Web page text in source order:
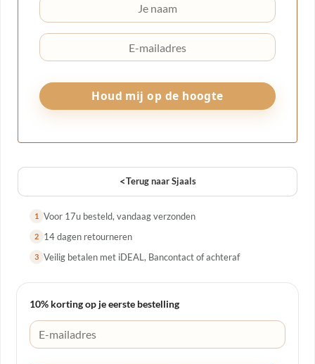
<Terug naar Sjaals
1 Voor 17u besteld, vandaag verzonden
2 14 dagen retourneren
3 Veilig betalen met iDEAL, Bancontact of achteraf
10% korting op je eerste bestelling